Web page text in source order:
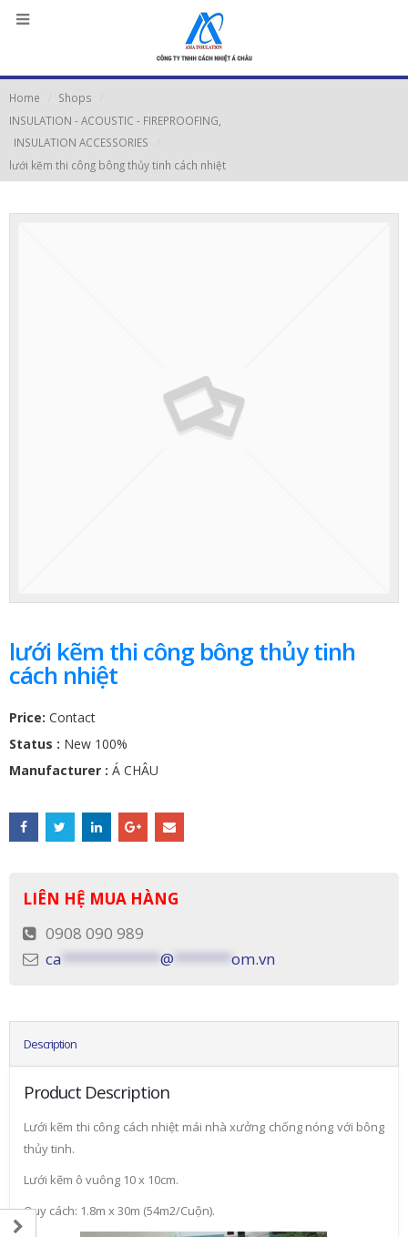
Home
Shops
INSULATION - ACOUSTIC - FIREPROOFING
INSULATION ACCESSORIES
lưới kẽm thi công bông thủy tinh cách nhiệt
lưới kẽm thi công bông thủy tinh
cách nhiệt
Price: Contact
Status : New 100%
Manufacturer : Á CHÂU
LIÊN HỆ MUA HÀNG
0908 090 989
ca
@ om.vn
Description
Product Description
Lưới kẽm thi công cách nhiệt mái nhà xưởng chống nóng với bông
thủy tinh.
Lưới kẽm ô vuông 10 x 10cm.
Quy cách: 1.8m x 30m (54m2/Cuộn).